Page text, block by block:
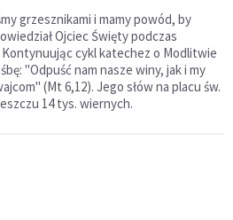
grzesznikami i mamy powód, by
Ojciec Święty podczas
cykl katechez o Modlitwie
"Odpuść nam nasze winy, jak i my
(Mt 6,12). Jego słów na placu św.
14 tys. wiernych.